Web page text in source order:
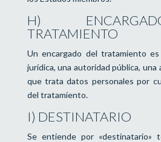
H)
TRATAMIENTO
Un encargado del tratamiento
jurídica, una autoridad pública,
que trata datos personales por
del tratamiento.
I) DESTINATARIO
Se entiende por «destinatario»